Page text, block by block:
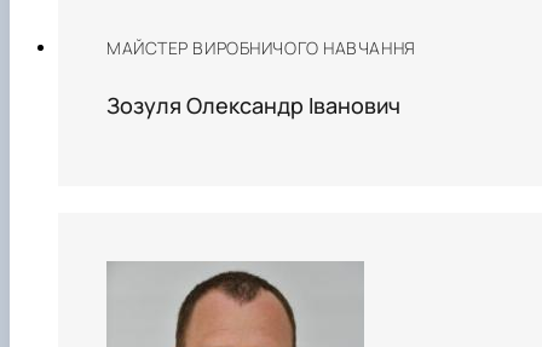
МАЙСТЕР ВИРОБНИЧОГО НАВЧАННЯ
Зозуля Олександр Іванович